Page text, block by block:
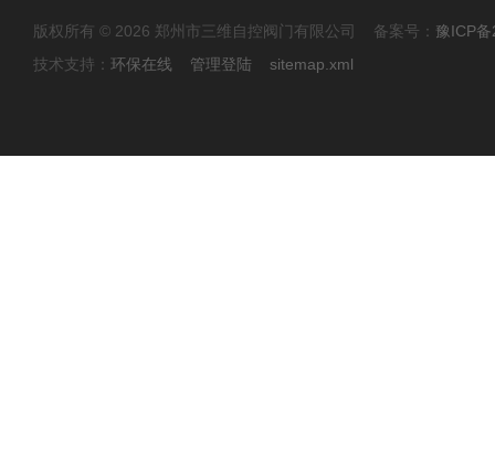
版权所有 © 2026 郑州市三维自控阀门有限公司 备案号： 豫ICP
技术支持： 环保在线 管理登陆 sitemap.xml